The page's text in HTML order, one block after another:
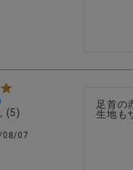
5
08/07
足首の
生地も